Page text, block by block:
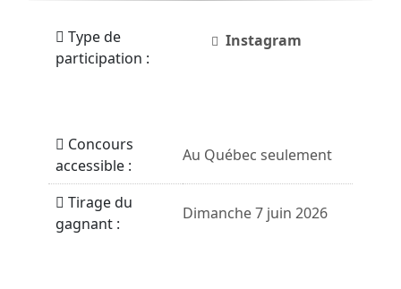
Type de
participation :
Instagram
Concours
accessible :
Au Québec seulement
Tirage du
gagnant :
Dimanche 7 juin 2026